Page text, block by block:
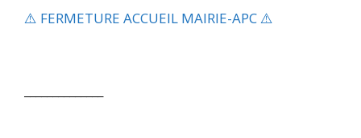
⚠️ FERMETURE ACCUEIL MAIRIE-APC ⚠️